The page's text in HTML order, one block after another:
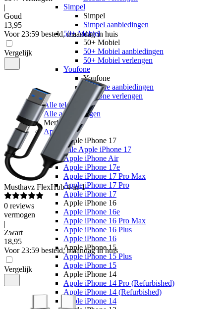
Simpel
Simpel
Simpel aanbiedingen
50+ Mobiel
50+ Mobiel
50+ Mobiel aanbiedingen
50+ Mobiel verlengen
Youfone
Youfone
Youfone aanbiedingen
Youfone verlengen
Alle telefoons
Alle aanbiedingen
Merken
Apple
Apple iPhone 17
Alle Apple iPhone 17
Apple iPhone Air
Apple iPhone 17e
Apple iPhone 17 Pro Max
Apple iPhone 17 Pro
Apple iPhone 17
Apple iPhone 16
Apple iPhone 16e
Apple iPhone 16 Pro Max
Apple iPhone 16 Plus
Apple iPhone 16
Apple iPhone 15
Apple iPhone 15 Plus
Apple iPhone 15
Apple iPhone 14
Apple iPhone 14 Pro (Refurbished)
Apple iPhone 14 (Refurbished)
Apple iPhone 14
|
Goud
13,95
Voor 23:59 besteld, maandag in huis
Vergelijk
Musthavz FlexHub 4-in-1
0 reviews
vermogen
|
Zwart
18,95
Voor 23:59 besteld, maandag in huis
Vergelijk